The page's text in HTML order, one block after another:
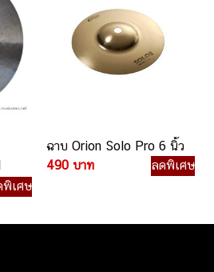
พิเศษ
ฉาบ Orion Solo Pro 6 นิ้ว
490 บาท
ลดพิเศษ